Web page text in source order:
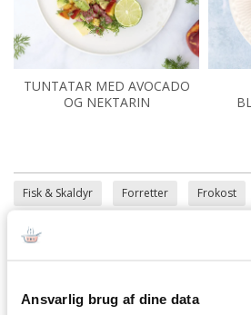
Ansvarlig brug af dine data
TUNTATAR MED AVOCADO
OG NEKTARIN
Fisk & Skaldyr Forretter Frokost
Juleopskrifter